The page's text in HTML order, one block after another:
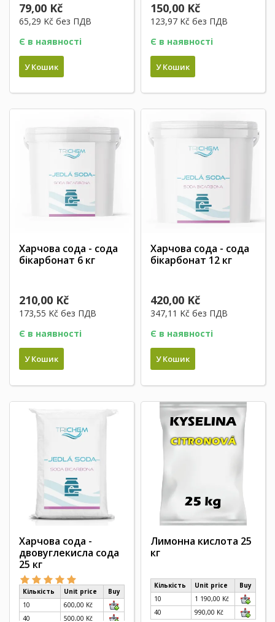
79,00 Kč
65,29 Kč без ПДВ
Є в наявності
У Кошик
150,00 Kč
123,97 Kč без ПДВ
Є в наявності
У Кошик
Харчова сода - сода
бікарбонат 6 кг
210,00 Kč
173,55 Kč без ПДВ
Є в наявності
У Кошик
Харчова сода - сода
бікарбонат 12 кг
420,00 Kč
347,11 Kč без ПДВ
Є в наявності
У Кошик
Харчова сода -
двовуглекисла сода
25 кг
Кількість Unit price
Buy
10
600,00 Kč
40
500,00 Kč
Лимонна кислота 25
кг
Кількість Unit price
Buy
10
1 190,00 Kč
40
990,00 Kč